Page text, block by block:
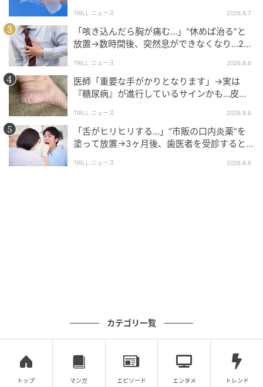
鷹巣 多紀さん：
「ガムに頼らなくても、暮らしの中でできることはた
くさんあります。まずは、こまめな水分補給 です。一
度にたくさん飲むよりも、日中にちょこちょこと少量
の水を口に含むようにすると、粘膜がうるおいやすく
なります。カフェインやアルコール、喫煙は乾きを悪
化させやすいので、気になる時期は控えめにしてみて
ください。
夜寝ているときの乾きには、
寝室の加湿や鼻づまりの
す。これらを続けても改善しない場合は、おひとりで
は全身の病気のサインであることもあるため、専門家
のチェックを受けることが一番の近道です。」
TRILL ニュース 2026.8.7
「咳き込んだら胸が痛む…」“休めば治る”と
放置→数時間後、突然息ができなくなり…20
TRILL ニュース 2026.8.6
医師「重要な手がかりとなります」→実は
『糖尿病』が進行しているサインかも…皮膚
TRILL ニュース 2026.8.6
「舌がヒリヒリする…」“市販の口内炎薬”を
塗って放置→3ヶ月後、歯医者を受診すると…
TRILL ニュース 2026.8.6
カテゴリ一覧
トップ マンガ エピソード エンタメ トレンド